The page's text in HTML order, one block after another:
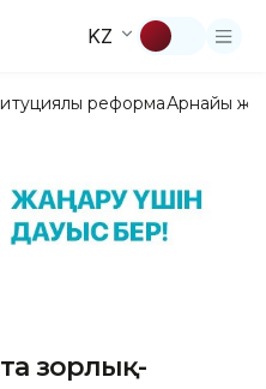
KZ
реформаАрнайы
зорлық-